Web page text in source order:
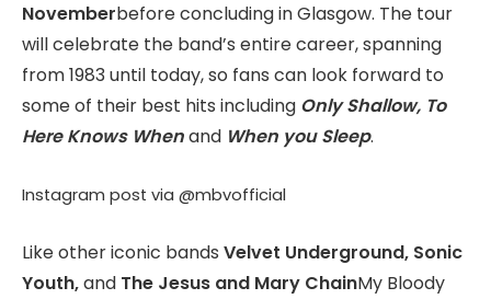
Novemberbefore concluding in Glasgow. The tour
will celebrate the band’s entire career, spanning
from 1983 until today, so fans can look forward to
some of their best hits including Only Shallow, To
Here Knows Whenand When you Sleep.
Instagram post via @mbvofficial
Like other iconic bands Velvet Underground, Sonic
Youth,and The Jesus and Mary ChainMy Bloody